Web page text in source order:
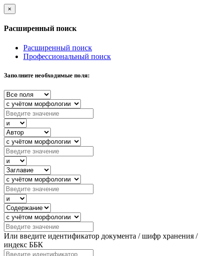
×
Расширенный поиск
Расширенный поиск
Профессиональный поиск
Заполните необходимые поля:
Или введите идентификатор документа / шифр хранения /
индекс ББК